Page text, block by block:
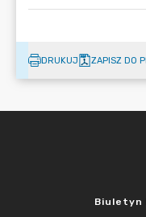
DRUKUJ ZAPISZ DO
Biuletyn